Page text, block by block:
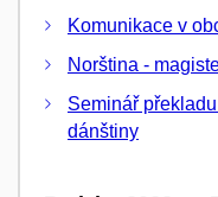
Komunikace v
Norština -
Seminář
dánštiny